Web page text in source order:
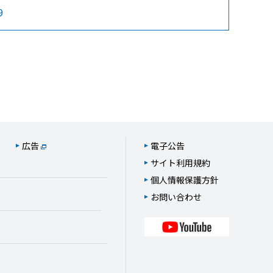
広告
電子公告
サイト利用規約
個人情報保護方針
お問い合わせ